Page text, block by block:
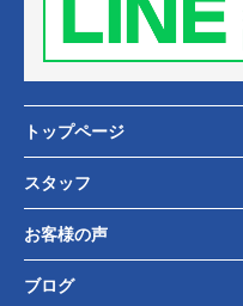
トップページ
スタッフ
お客様の声
ブログ